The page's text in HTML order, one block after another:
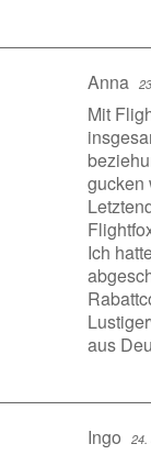
Anna
Mit
gucken
Ich
aus
Ingo 24.